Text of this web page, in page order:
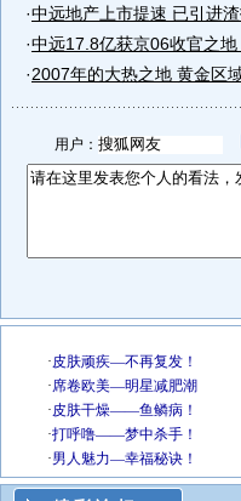
·中远地产上市提速 已引进
·中远17.8亿获京06收官之地
·2007年的大热之地 黄金区
用户：